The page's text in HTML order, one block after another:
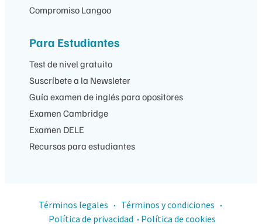
Compromiso Langoo
Para Estudiantes
Test de nivel gratuito
Suscríbete a la Newsleter
Guía examen de inglés para opositores
Examen Cambridge
Examen DELE
Recursos para estudiantes
Términos legales · Términos y condiciones ·
Política de privacidad · Política de cookies